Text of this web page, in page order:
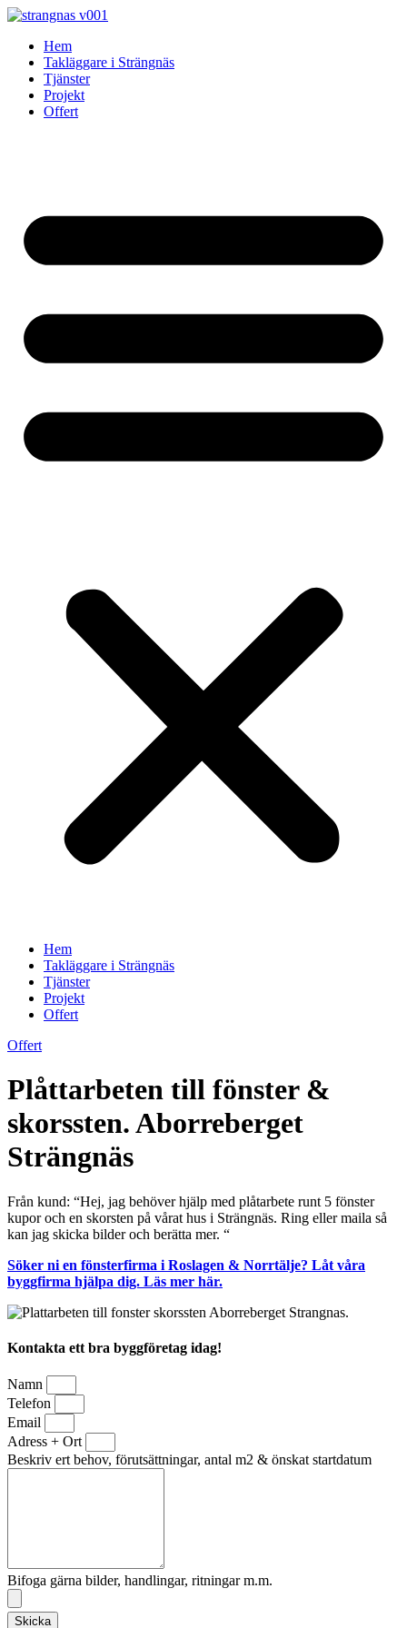
Skip
contentHem
Takläggare i Strängnäs
Tjänster
Projekt
Offert
Hem
Takläggare i Strängnäs
Tjänster
Projekt
Offert
Offert
Plåttarbeten till fönster &
skorssten. Aborreberget
Strängnäs
Från kund: “Hej, jag behöver hjälp med plåtarbete runt 5 fönster
kupor och en skorsten på vårat hus i Strängnäs. Ring eller maila så
kan jag skicka bilder och berätta mer. “
Söker ni en fönsterfirma i Roslagen & Norrtälje? Låt våra
byggfirma hjälpa dig. Läs mer här.
Kontakta ett bra byggföretag idag!
Namn
Telefon
Email
Adress + Ort
Beskriv ert behov, förutsättningar, antal m2 & önskat startdatum
Bifoga gärna bilder, handlingar, ritningar m.m.
Skicka